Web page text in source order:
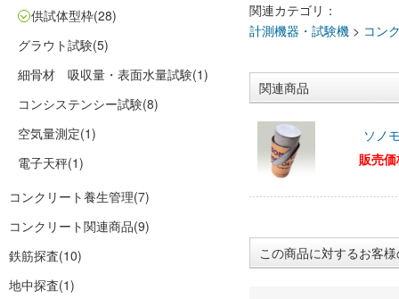
供試体型枠(28)
グラウト試験(5)
細骨材 吸収量・表面水量試験(1)
コンシステンシー試験(8)
空気量測定(1)
電子天秤(1)
コンクリート養生管理(7)
コンクリート関連商品(9)
鉄筋探査(10)
地中探査(1)
関連カテゴリ：
計測機器・試験機 > コン
関連商品
ソノ
販売
この商品に対するお客